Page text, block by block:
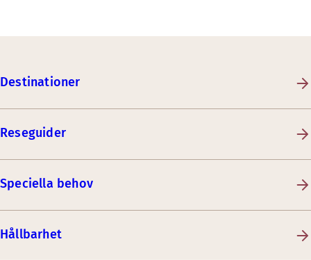
Destinationer
Reseguider
Speciella behov
Hållbarhet